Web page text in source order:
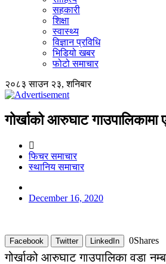
सहकारी
शिक्षा
स्वास्थ्य
विज्ञान प्रविधि
भिडियो खबर
फोटो समाचार
२०८३ साउन २३, शनिबार
गोर्खाको आरुघाट
फिचर समाचार
स्थानिय समाचार
December 16, 2020
Facebook Twitter LinkedIn 0Shares
गोर्खाको आरुघाट गाउपालिका वडा